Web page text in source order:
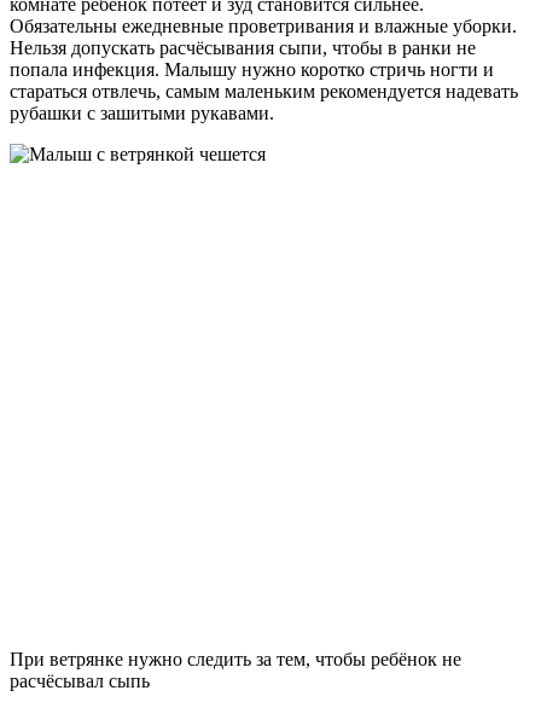
Обязательны ежедневные проветривания и влажные уборки.
Нельзя допускать расчёсывания сыпи, чтобы в ранки не
попала инфекция. Малышу нужно коротко стричь ногти и
стараться отвлечь, самым маленьким рекомендуется надевать
рубашки с зашитыми рукавами.
При ветрянке нужно следить за тем, чтобы ребёнок не
расчёсывал сыпь